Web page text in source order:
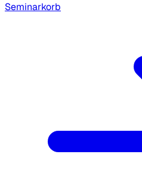
Seminarkorb